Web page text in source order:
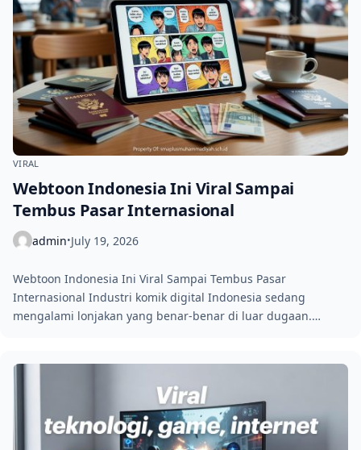
VIRAL
Webtoon Indonesia Ini Viral Sampai
Tembus Pasar Internasional
admin•July 19, 2026
Webtoon Indonesia Ini Viral Sampai Tembus Pasar
Internasional Industri komik digital Indonesia sedang
mengalami lonjakan yang benar-benar di luar dugaan.…